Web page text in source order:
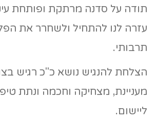
תודה על סדנה מרתקת ופותחת
עזרה לנו להתחיל ולשחרר את
תרבותי.
הצלחת להנגיש נושא כ"כ רגיש
מעניינת, מצחיקה וחכמה ונתת
ליישום.